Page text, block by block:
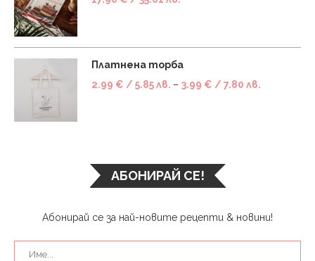
Платнена торба
2.99 € / 5.85 лв. – 3.99 € / 7.80 лв.
АБОНИРАЙ СЕ!
Абонирай се за най-новите рецепти & новини!